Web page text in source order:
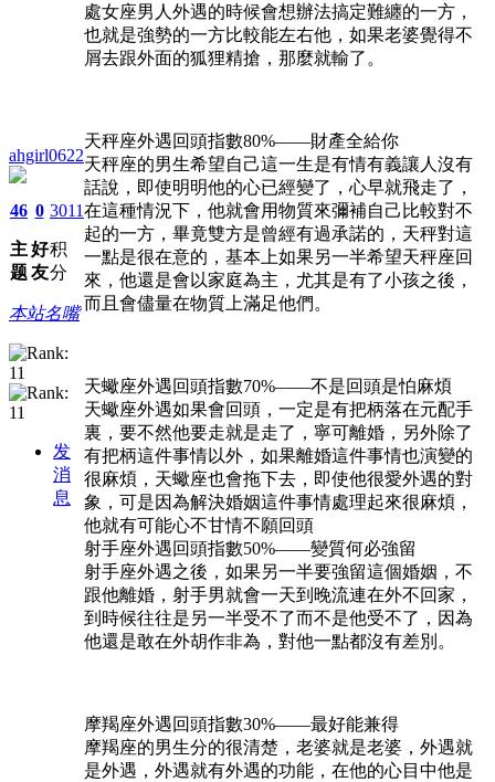
ahgirl0622
46
主
题
0
好
友
3011
积
分
本站名嘴
发
消
息
處女座男人外遇的時候會想辦法搞定難纏的一方，
也就是強勢的一方比較能左右他，如果老婆覺得不
屑去跟外面的狐狸精搶，那麼就輸了。
天秤座外遇回頭指數80%——財產全給你
天秤座的男生希望自己這一生是有情有義讓人沒有
話說，即使明明他的心已經變了，心早就飛走了，
在這種情況下，他就會用物質來彌補自己比較對不
起的一方，畢竟雙方是曾經有過承諾的，天秤對這
一點是很在意的，基本上如果另一半希望天秤座回
來，他還是會以家庭為主，尤其是有了小孩之後，
而且會儘量在物質上滿足他們。
天蠍座外遇回頭指數70%——不是回頭是怕麻煩
天蠍座外遇如果會回頭，一定是有把柄落在元配手
裏，要不然他要走就是走了，寧可離婚，另外除了
有把柄這件事情以外，如果離婚這件事情也演變的
很麻煩，天蠍座也會拖下去，即使他很愛外遇的對
象，可是因為解決婚姻這件事情處理起來很麻煩，
他就有可能心不甘情不願回頭
射手座外遇回頭指數50%——變質何必強留
射手座外遇之後，如果另一半要強留這個婚姻，不
跟他離婚，射手男就會一天到晚流連在外不回家，
到時候往往是另一半受不了而不是他受不了，因為
他還是敢在外胡作非為，對他一點都沒有差別。
摩羯座外遇回頭指數30%——最好能兼得
摩羯座的男生分的很清楚，老婆就是老婆，外遇就
是外遇，外遇就有外遇的功能，在他的心目中他是